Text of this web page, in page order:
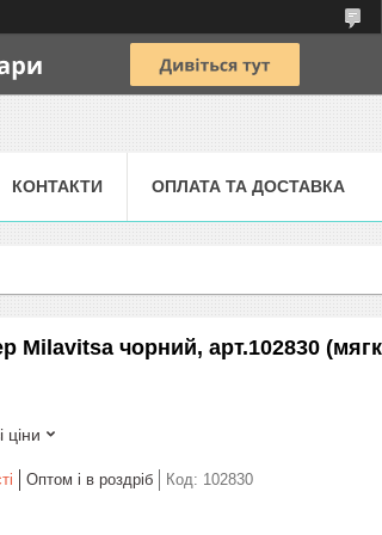
КОНТАКТИ ОПЛАТА ТА ДОСТАВКА
Milavitsa чорний, арт.102830
ціни
Оптом і в роздріб Код: 102830